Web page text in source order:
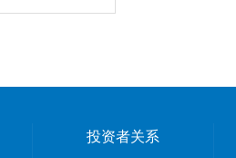
投资者关系